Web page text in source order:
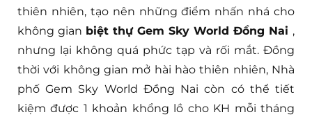
thiên nhiên, tạo nên những điểm nhấn nhá cho
không gian biệt thự Gem Sky World Đồng Nai ,
nhưng lại không quá phức tạp và rối mắt. Đồng
thời với không gian mở hài hào thiên nhiên, Nhà
phố Gem Sky World Đồng Nai còn có thể tiết
kiệm được 1 khoản khổng lồ cho KH mỗi tháng